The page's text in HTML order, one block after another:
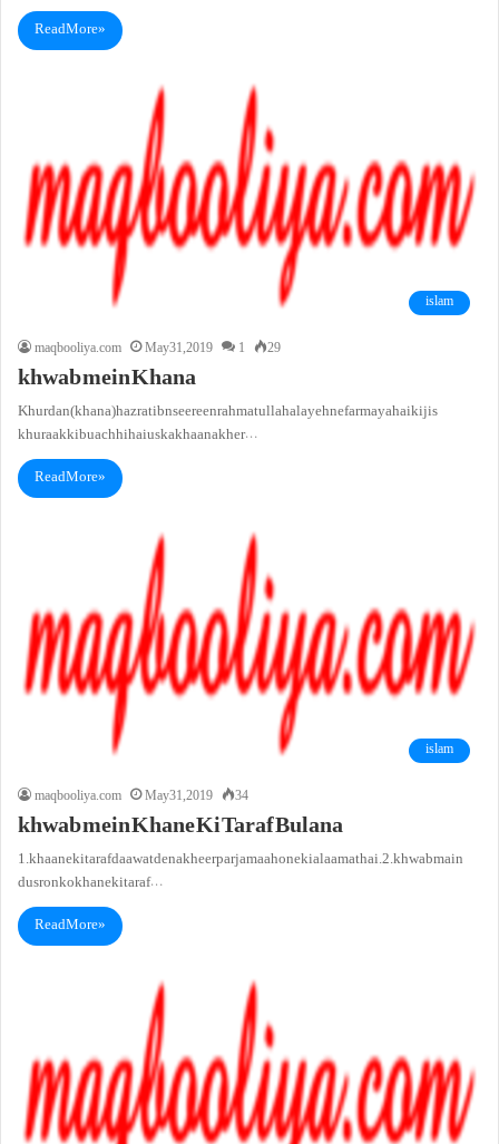
Read More »
islam
maqbooliya.com
May 31, 2019 1 29
khwab mein Khana
Khurdan (khana)hazrat ibn seereen rahmatullah alayeh ne farmaya hai ki jis
khuraak ki bu achhi hai us ka khaana kher…
Read More »
islam
maqbooliya.com
May 31, 2019 34
khwab mein Khane Ki Taraf Bulana
1. khaane ki taraf daawat dena kheer par jamaa hone ki alaamat hai.2. khwab main
dusron ko khane ki taraf…
Read More »